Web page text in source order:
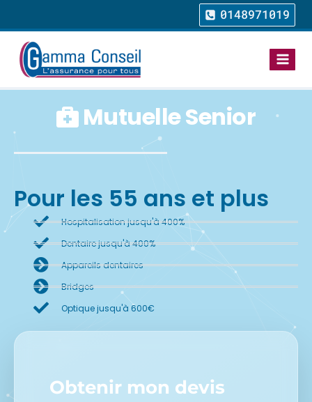
0148971019
Mutuelle Senior
Pour les 55 ans et plus
Hospitalisation jusqu'à 400%
Dentaire jusqu'à 400%
Appareils dentaires
Bridges
Optique jusqu'à 600€
Obtenir mon devis